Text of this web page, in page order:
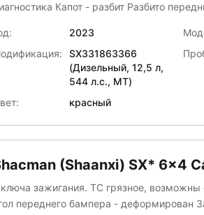
Капот - разбит Разбито передние бордюрное зеркало Боковое
крепления сломано нижнее
кабины справа - разбит Тахограф -
- разбито
2023
SX331863366
(Дизельный, 12,5 л,
544 л.с., МТ)
красный
(Shaanxi) SX* 6x4
ключа зажигания. ТС грязное,
переднего бампера - деформирован